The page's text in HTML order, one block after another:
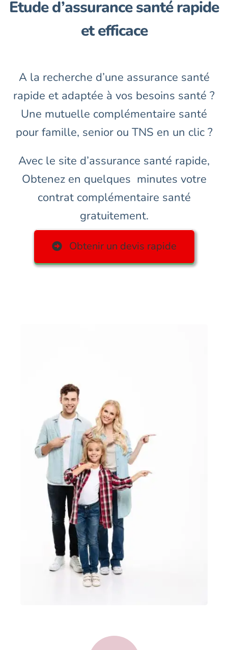
Etude d’assurance santé rapide
et efficace
A la recherche d’une assurance santé
rapide et adaptée à vos besoins santé ?
Une mutuelle complémentaire santé
pour famille, senior ou TNS en un clic ?
Avec le site d’assurance santé rapide,
Obtenez en quelques minutes votre
contrat complémentaire santé
gratuitement.
Obtenir un devis rapide